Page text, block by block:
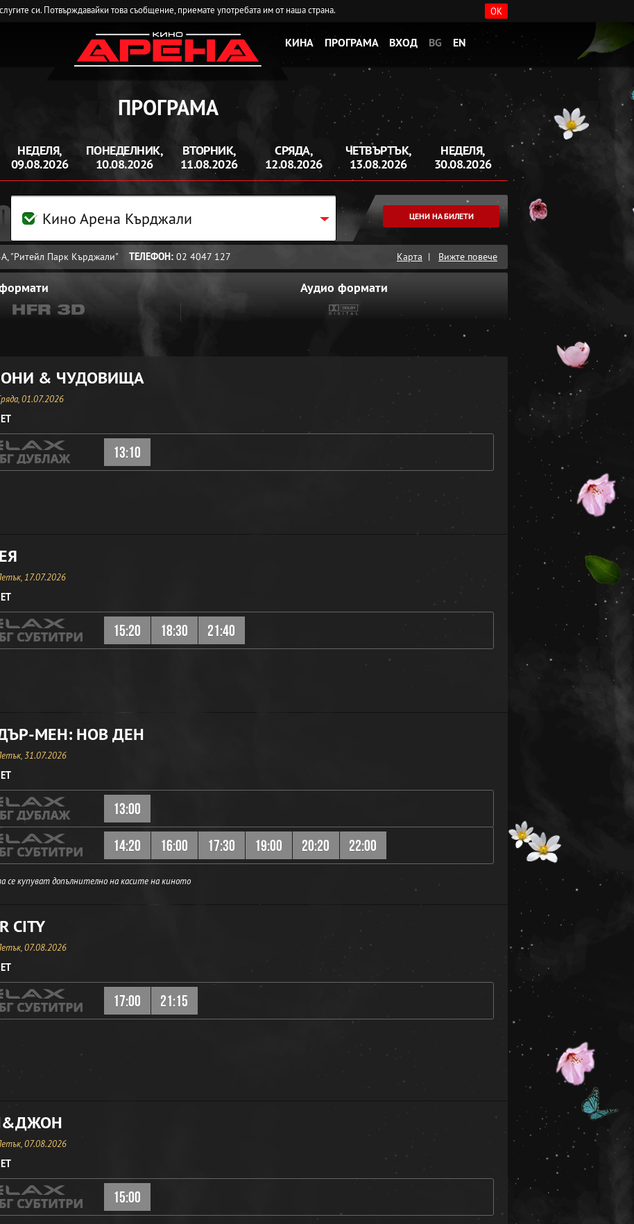
си. Потвърждавайки това съобщение, приемате употребата им от наша страна. OK
КИНА ПРОГРАМА ВХОД BG EN
ПРОГРАМА
НЕДЕЛЯ,
09.08.2026
ПОНЕДЕЛНИК,
10.08.2026
ВТОРНИК,
11.08.2026
СРЯДА,
12.08.2026
ЧЕТВЪРТЪК,
13.08.2026
НЕДЕЛЯ,
30.08.2026
Кино Арена Кърджали ЦЕНИ НА БИЛЕТИ
"Ритейл Парк Кърджали" ТЕЛЕФОН: 02 4047 127 Карта | Вижте повече
Аудио формати
& ЧУДОВИЩА
01.07.2026
13:10
17.07.2026
15:20 18:30 21:40
МЕН: НОВ ДЕН
31.07.2026
13:00
14:20 16:00 17:30 19:00 20:20 22:00
се купуват допълнително на касите на киното
CITY
07.08.2026
17:00 21:15
07.08.2026
15:00